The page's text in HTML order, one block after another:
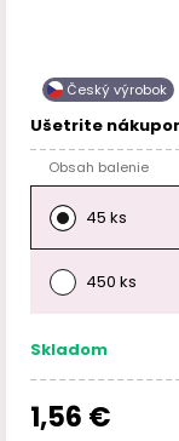
Český výrobok
Ušetrite
Obsah balenie
45 ks
450 ks
Skladom
1,56 €